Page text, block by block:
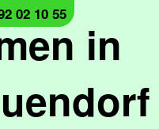
in
02 10 55